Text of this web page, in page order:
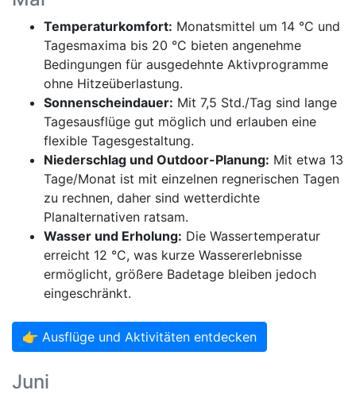
Temperaturkomfort: Monatsmittel um 14 °C und
Tagesmaxima bis 20 °C bieten angenehme
Bedingungen für ausgedehnte Aktivprogramme
ohne Hitzeüberlastung.
Sonnenscheindauer: Mit 7,5 Std./Tag sind lange
Tagesausflüge gut möglich und erlauben eine
flexible Tagesgestaltung.
Niederschlag und Outdoor-Planung: Mit etwa 13
Tage/Monat ist mit einzelnen regnerischen Tagen
zu rechnen, daher sind wetterdichte
Planalternativen ratsam.
Wasser und Erholung: Die Wassertemperatur
erreicht 12 °C, was kurze Wassererlebnisse
ermöglicht, größere Badetage bleiben jedoch
eingeschränkt.
👉 Ausflüge und Aktivitäten entdecken
Juni